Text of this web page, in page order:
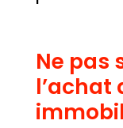
Ne pas
l’achat